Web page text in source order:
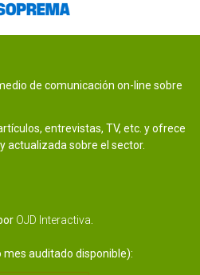
de comunicación on-line sobre
entrevistas, TV, etc. y ofrece
actualizada sobre el sector.
OJD Interactiva
mes auditado disponible):